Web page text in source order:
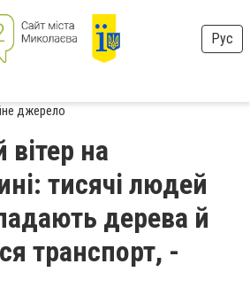
Рус
джерело
на
тисячі людей
дерева й
транспорт, -